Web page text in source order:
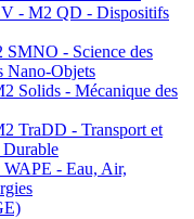
- M2 QD - Dispositifs
- Science des
Nano-Objets
Solids - Mécanique des
TraDD - Transport et
Durable
- Eau, Air,